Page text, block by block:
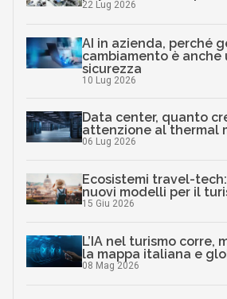
22 Lug 2026
AI in azienda, perché
cambiamento è anche
sicurezza
10 Lug 2026
Data center, quanto
attenzione al thermal
06 Lug 2026
Ecosistemi travel-
nuovi modelli per il
15 Giu 2026
L’IA nel turismo corre,
la mappa italiana e
08 Mag 2026